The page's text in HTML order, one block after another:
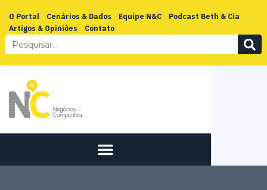
O Portal Cenários & Dados Equipe N&C
Podcast Beth & Cia
Artigos & Opiniões
Contato